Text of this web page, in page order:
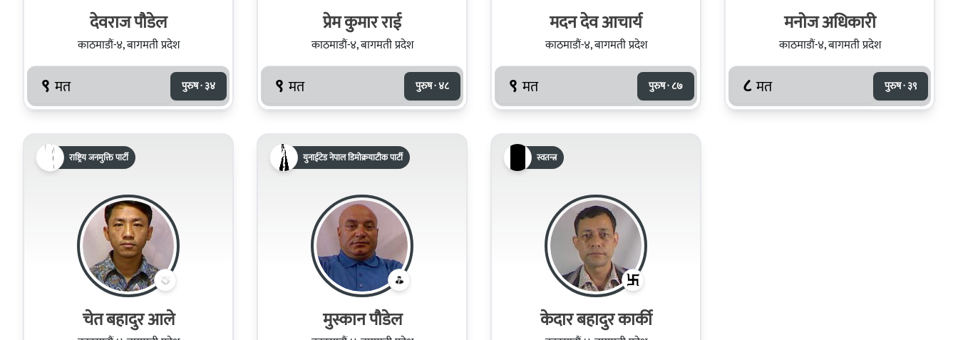
देवराज पौडेल
काठमाडौं-४, बागमती प्रदेश
९ मत पुरुष · ३४
प्रेम कुमार राई
काठमाडौं-४, बागमती प्रदेश
९ मत पुरुष · ४८
मदन देव आचार्य
काठमाडौं-४, बागमती प्रदेश
९ मत पुरुष · ८७
मनोज अधिकारी
काठमाडौं-४, बागमती प्रदेश
८ मत पुरुष · ३९
राष्ट्रिय जनमुक्ति पार्टी
चेत बहादुर आले
युनाईटेड नेपाल डिमोक्रयाटीक पार्टी
मुस्कान पौडेल
स्वतन्त्र
केदार बहादुर कार्की